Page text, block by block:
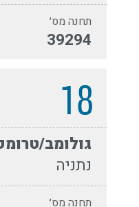
תחנה מס׳
39294
18
גולומב/
נתניה
תחנה מס׳